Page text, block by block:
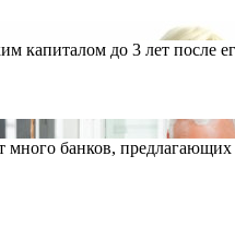
капиталом до 3 лет после
банков,